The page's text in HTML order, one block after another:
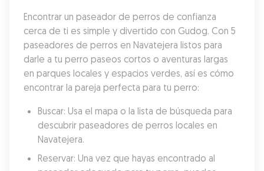
Encontrar un paseador de perros de confianza
cerca de ti es simple y divertido con Gudog. Con 5
paseadores de perros en Navatejera listos para
darle a tu perro paseos cortos o aventuras largas
en parques locales y espacios verdes, así es cómo
encontrar la pareja perfecta para tu perro:
Buscar: Usa el mapa o la lista de búsqueda para
descubrir paseadores de perros locales en
Navatejera.
Reservar: Una vez que hayas encontrado al